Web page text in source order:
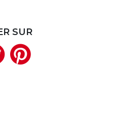
SUR
Twitter